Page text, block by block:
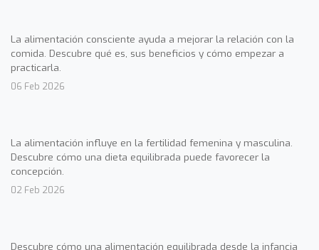
La alimentación consciente ayuda a mejorar la relación con la
comida. Descubre qué es, sus beneficios y cómo empezar a
practicarla.
06 Feb 2026
La alimentación influye en la fertilidad femenina y masculina.
Descubre cómo una dieta equilibrada puede favorecer la
concepción.
02 Feb 2026
Descubre cómo una alimentación equilibrada desde la infancia